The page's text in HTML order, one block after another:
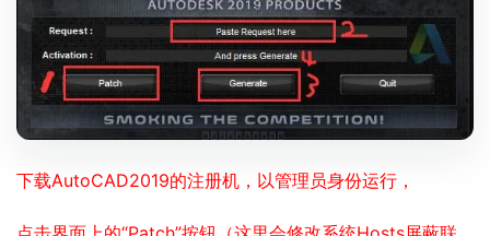
下载AutoCAD2019的注册机，以管理员身份运行，